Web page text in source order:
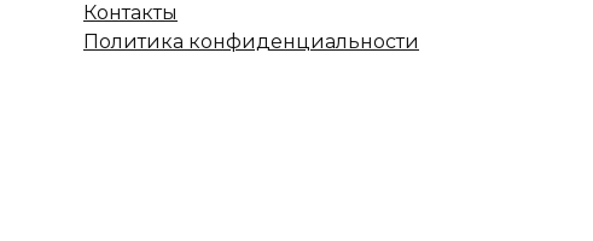
Контакты
Политика конфиденциальности